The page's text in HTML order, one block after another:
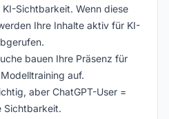
Sichtbarkeit. Wenn diese
Ihre Inhalte aktiv für KI-
bauen Ihre Präsenz für
auf.
aber ChatGPT-User =
Sichtbarkeit.